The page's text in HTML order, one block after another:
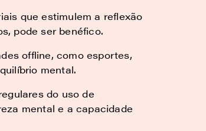
que estimulem a reflexão
pode ser benéfico.
offline, como esportes,
mental.
do uso de
mental e a capacidade